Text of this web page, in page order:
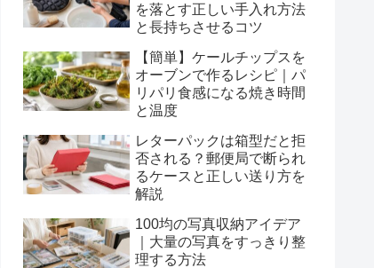
を落とす正しい手入れ方法
と長持ちさせるコツ
【簡単】ケールチップスを
オーブンで作るレシピ｜パ
リパリ食感になる焼き時間
と温度
レターパックは箱型だと拒
否される？郵便局で断られ
るケースと正しい送り方を
解説
100均の写真収納アイデア
｜大量の写真をすっきり整
理する方法